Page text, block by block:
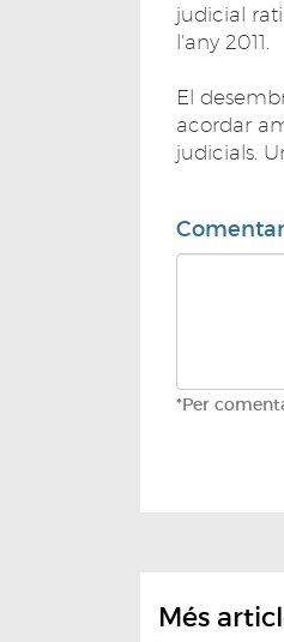
judicial
l'any 2011.
El
acordar
judicials.
*Per
Més